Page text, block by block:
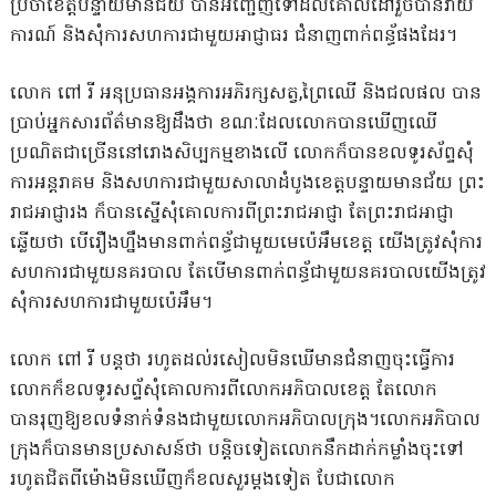
ប្រចាំខេត្តបន្ទាយមានជ័យ បានអញ្ជើញទៅដល់​គោលដៅរួចបានរាយ
ការណ៍ និងសុំការសហការ​ជាមួយ​អាជ្ញាធរ​​ ជំនាញពាក់ពន្ធ័ផ​ងដែរ។
លោក ពៅ រី អនុប្រធានអង្គការអភិរក្សសត្វ,ព្រៃឈើ និងជលផល បាន
ប្រាប់អ្នកសារព័ត៌មាន​ឱ្យ​ដឹង​ថា ខណៈដែលលោកបានឃើញឈើ
ប្រណិតជាច្រើននៅរោងសិប្បកម្មខាងលើ លោកក៏បាន​ខល​ទូរស័ព្ទសុំ
ការអន្តរាគម និងសហការជាមួយសាលាដំបូង​ខេត្តបន្ទាយមានជ័យ ព្រះ
រាជអាជ្ញារង ក៏​បាន​ស្នើសុំគោលការពីព្រះរាជអាជ្ញា តែព្រះរា​ជអាជ្ញា
ឆ្លើយថា បើរឿងហ្នឹងមានពាក់ពន្ធ័ជាមួ​យ​មេ​ប៉េអឹមខេត្ត យើងត្រូវសុំការ
សហការជាមួយនគរបាល តែបើមានពាក់ពន្ធ័ជាមួយនគរបាលយើង​ត្រូវ​
សុំការសហ​ការជាមួយប៉េអឹម។
​​លោក ពៅ រី បន្តថា រហូតដល់រសៀលមិនឃើមានជំនាញចុះធ្វើការ
លោកក៏ខលទូរសព្ទ័សុំគោលកា​រពីលោកអ​ភិបាលខេត្ត តែលោក
បានរុញឱ្យខលទំនាក់ទំនង​ជាមួយលោកអ​ភិ​បាល​ក្រុង។លោកអ​ភិ​បាល​
ក្រុង​ក៏បានមានប្រសាសន៍ថា បន្តិចទៀតលោកនឹកដាក់កម្លាំងចុះទៅ
រហូតជិត​ពី​ម៉ោងមិន​ឃើញ​ក៏ខលសួរម្តងទៀត បែជាលោក